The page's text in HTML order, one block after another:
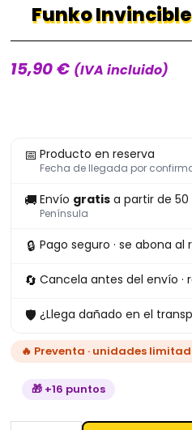
Funko
15,90€ (IVA incluido)
📅 Producto en reserva
Fecha de llegada por
🚚 Envío gratis a partir de
Península
🔒 Pago seguro · se abona al
🔄 Cancela antes del envío ·
🛡 ¿Llega dañado en el
🔥 Preventa · unidades
🎁 +16 puntos
Invincible
Invincible